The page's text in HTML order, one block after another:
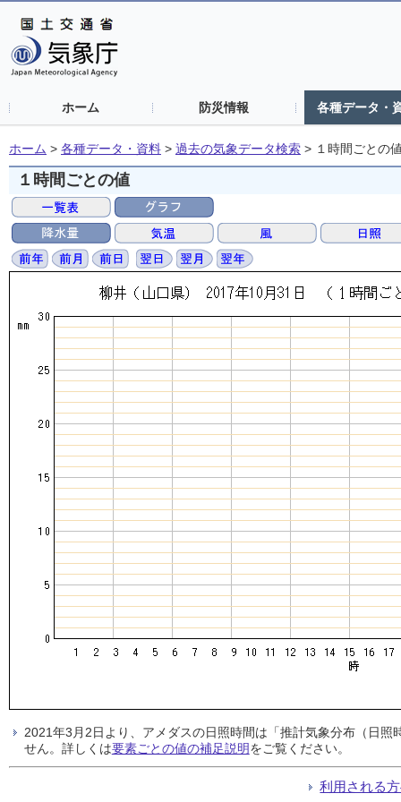
ホーム 防災情報 各種データ・
ホーム > 各種データ・資料 > 過去の気象データ検索 > １時間ごとの
１時間ごとの値
2021年3月2日より、アメダスの日照時間は「推計気象分布（日
せん。詳しくは要素ごとの値の補足説明をご覧ください。
利用される